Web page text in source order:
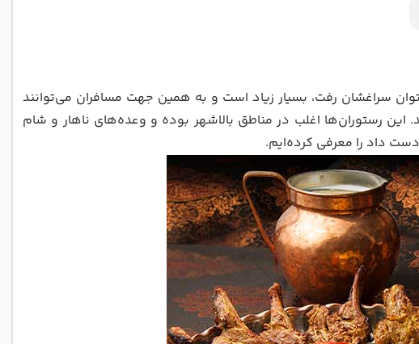
سراغشان رفت، بسیار زیاد است و به همین جهت مسافران می‌توانند
این رستوران‌ها اغلب در مناطق بالاشهر بوده و وعده‌های ناهار و شام
دست داد را معرفی کرده‌ایم.